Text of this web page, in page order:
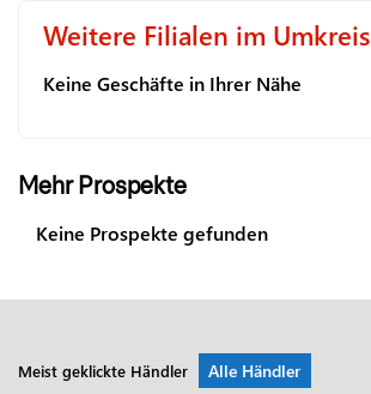
Weitere Filialen im Umkreis
Keine Geschäfte in Ihrer Nähe
Mehr Prospekte
Keine Prospekte gefunden
Meist geklickte Händler Alle Händler